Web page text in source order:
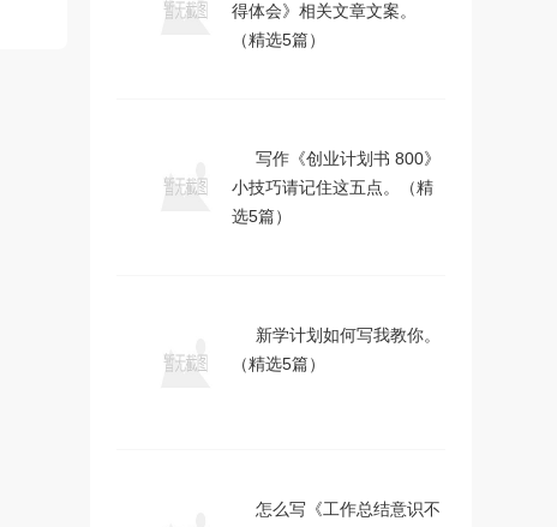
得体会》相关文章文案。
（精选5篇）
写作《创业计划书 800》
小技巧请记住这五点。（精
选5篇）
新学计划如何写我教你。
（精选5篇）
怎么写《工作总结意识不